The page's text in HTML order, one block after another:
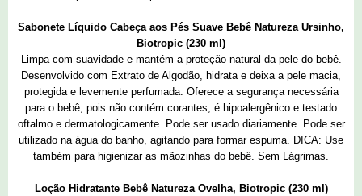
Sabonete Líquido Cabeça aos Pés Suave Bebê Natureza Ursinho,
Biotropic (230 ml)
Limpa com suavidade e mantém a proteção natural da pele do bebê.
Desenvolvido com Extrato de Algodão, hidrata e deixa a pele macia,
protegida e levemente perfumada. Oferece a segurança necessária
para o bebê, pois não contém corantes, é hipoalergênico e testado
oftalmo e dermatologicamente. Pode ser usado diariamente. Pode ser
utilizado na água do banho, agitando para formar espuma. DICA: Use
também para higienizar as mãozinhas do bebê. Sem Lágrimas.
Loção Hidratante Bebê Natureza Ovelha, Biotropic (230 ml)